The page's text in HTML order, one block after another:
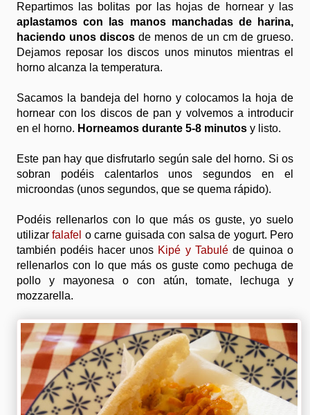
Repartimos las bolitas por las hojas de hornear y las
aplastamos con las manos manchadas de harina,
haciendo unos discos de menos de un cm de grueso.
Dejamos reposar los discos unos minutos mientras el
horno alcanza la temperatura.
Sacamos la bandeja del horno y colocamos la hoja de
hornear con los discos de pan y volvemos a introducir
en el horno. Horneamos durante 5-8 minutos y listo.
Este pan hay que disfrutarlo según sale del horno. Si os
sobran podéis calentarlos unos segundos en el
microondas (unos segundos, que se quema rápido).
Podéis rellenarlos con lo que más os guste, yo suelo
utilizarfalafel o carne guisada con salsa de yogurt. Pero
también podéis hacer unos Kipé y Tabuléde quinoa o
rellenarlos con lo que más os guste como pechuga de
pollo y mayonesa o con atún, tomate, lechuga y
mozzarella.